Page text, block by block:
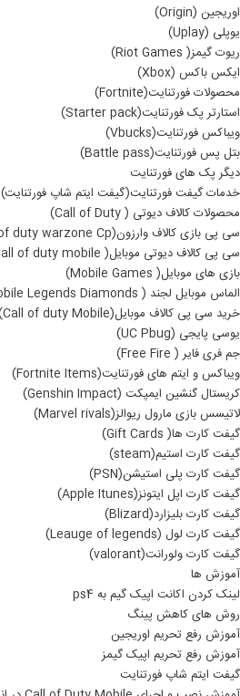
اوریجین (Origin)
یوپلی (Uplay)
ریوت گیمز( Riot Games)
ایکس باکس (Xbox)
محصولات فورتنایت(Fortnite)
استارتر پک فورتنایت(Starter pack)
ویباکس فورتنایت(Vbucks)
بتل پس فورتنایت(Battle pass)
دیگر پک های فورتنایت
خدمات گیفت فورتنایت(گیفت ایتم شاپ فورتنایت)
محصولات کالاف دیوتی ( Call of Duty)
سی پی بازی کالاف وارزون(Call of duty warzone Cp)
سی پی کالاف دیوتی موبایل( Call of duty mobile)
بازی های موبایل( Mobile Games)
الماس موبایل لجند ( Mobile Legends Diamonds)
خرید سی پی کالاف موبایل(Call of duty Mobile)
یوسی پایجی (UC Pbug)
جم فری فایر ( Free Fire)
ویباکس و ایتم های فورتنایت(Fortnite Items)
کریستال گنشین ایمپکت (Genshin Impact)
لاتیسس بازی مارول ریوالز(Marvel rivals)
گیفت کارت ها( Gift Cards)
گیفت کارت استیم(steam)
گیفت کارت پلی استیشن(PSN)
گیفت کارت اپل ایتونز(Apple Itunes)
گیفت کارت بلیزارد(Blizard)
گیفت کارت لول (Leauge of legends)
گیفت کارت ولورانت(valorant)
آموزش ها
لینک کردن اکانت اپیک گیم به ps4
روش های کاهش پینگ
آموزش رفع تحریم اوریجین
آموزش رفع تحریم اپیک گیمز
گیفت ایتم شاپ فورتنایت